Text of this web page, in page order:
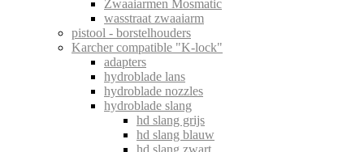
Zwaaiarmen Mosmatic
wasstraat zwaaiarm
pistool - borstelhouders
Karcher compatible "K-lock"
adapters
hydroblade lans
hydroblade nozzles
hydroblade slang
hd slang grijs
hd slang blauw